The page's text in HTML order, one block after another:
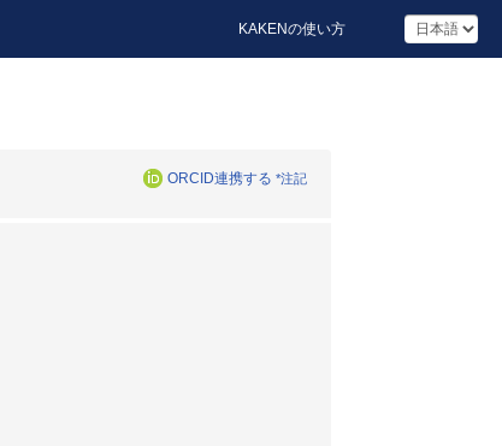
KAKENの使い方
ORCID連携する *注記